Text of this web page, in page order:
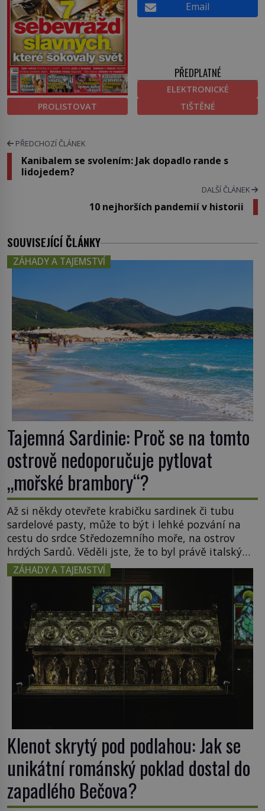
PROLISTOVAT
Email
PŘEDPLATNÉ
ELEKTRONICKÉ
TIŠTĚNÉ
PŘEDCHOZÍ ČLÁNEK
Kanibalem se svolením: Jak dopadlo rande s
lidojedem?
DALŠÍ ČLÁNEK
10 nejhorších pandemií v historii
SOUVISEJÍCÍ ČLÁNKY
ZÁHADY A TAJEMSTVÍ
Tajemná Sardinie: Proč se na tomto
ostrově nedoporučuje pytlovat
„mořské brambory“?
Až si někdy otevřete krabičku sardinek či tubu
sardelové pasty, může to být i lehké pozvání na
cestu do srdce Středozemního moře, na ostrov
hrdých Sardů. Věděli jste, že to byl právě italský
ostrov Sardinie, jenž těmto produktům moře
propůjčil své jméno. Co dalšího je pro Sardinii
typické a pro Středoevropana zajímavé? Na
mapách má […]
ZÁHADY A TAJEMSTVÍ
Klenot skrytý pod podlahou: Jak se
unikátní románský poklad dostal do
zapadlého Bečova?